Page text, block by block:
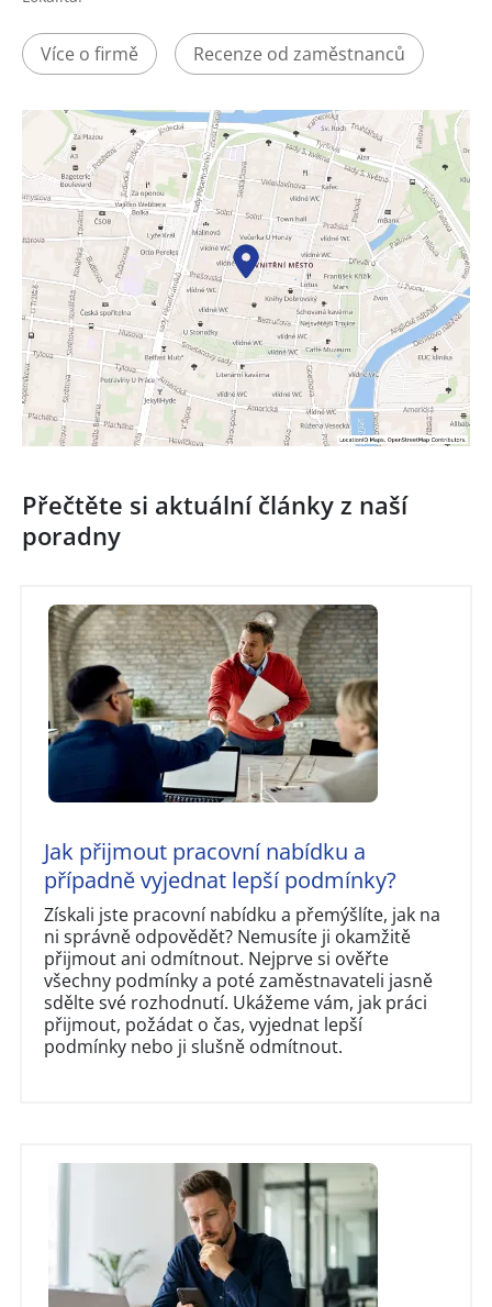
Více o firmě Recenze od zaměstnanců
Přečtěte si aktuální články z naší
poradny
Jak přijmout pracovní nabídku a
případně vyjednat lepší podmínky?
Získali jste pracovní nabídku a přemýšlíte, jak na
ni správně odpovědět? Nemusíte ji okamžitě
přijmout ani odmítnout. Nejprve si ověřte
všechny podmínky a poté zaměstnavateli jasně
sdělte své rozhodnutí. Ukážeme vám, jak práci
přijmout, požádat o čas, vyjednat lepší
podmínky nebo ji slušně odmítnout.